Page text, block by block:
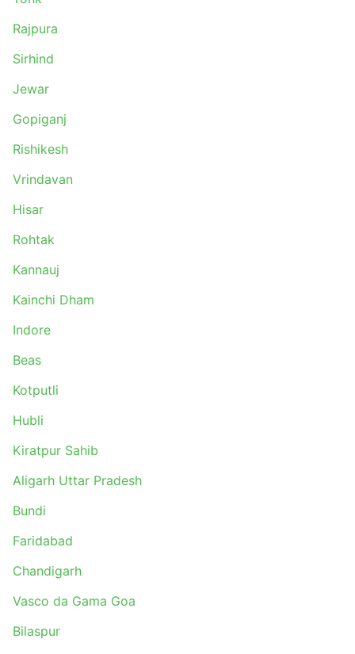
resulta em custos mais altos, pois os preços
você estiver viajando durante as horas de pico,
com a situação do tráfego em seu ponto de
partida.
transporte que fica fora do horário com mais
frequência em comparação com os trens ou
aviões. Eles dependem muito da situação da
estrada, que às vezes pode ser imprevisível -
desvios, etc. Isso se aplica especialmente a
feriados nacionais. Lembre-se disso e não planeje
conexões complicadas.
períodos mais procurados pode exigir reserva
ônibus - as passagens podem estar todas
antecipadamente.
Rajpura
Sirhind
Jewar
Gopiganj
Rishikesh
Vrindavan
Hisar
Rohtak
Kannauj
Kainchi Dham
Indore
Beas
Kotputli
Hubli
Kiratpur Sahib
Aligarh Uttar Pradesh
Bundi
Faridabad
Chandigarh
Vasco da Gama Goa
Bilaspur